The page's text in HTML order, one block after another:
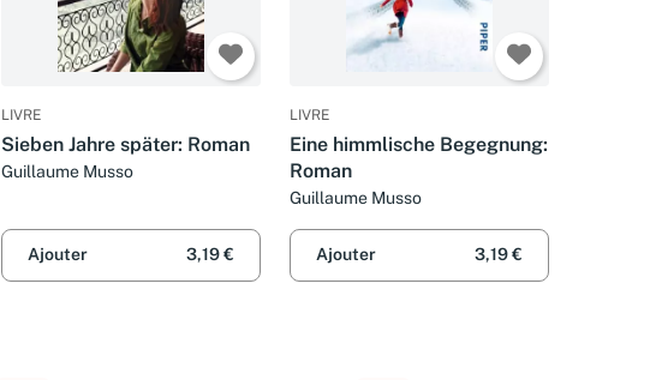
LIVRE
Sieben Jahre später: Roman
Guillaume Musso
Ajouter 3,19 €
LIVRE
Eine himmlische Begegnung:
Roman
Guillaume Musso
Ajouter 3,19 €